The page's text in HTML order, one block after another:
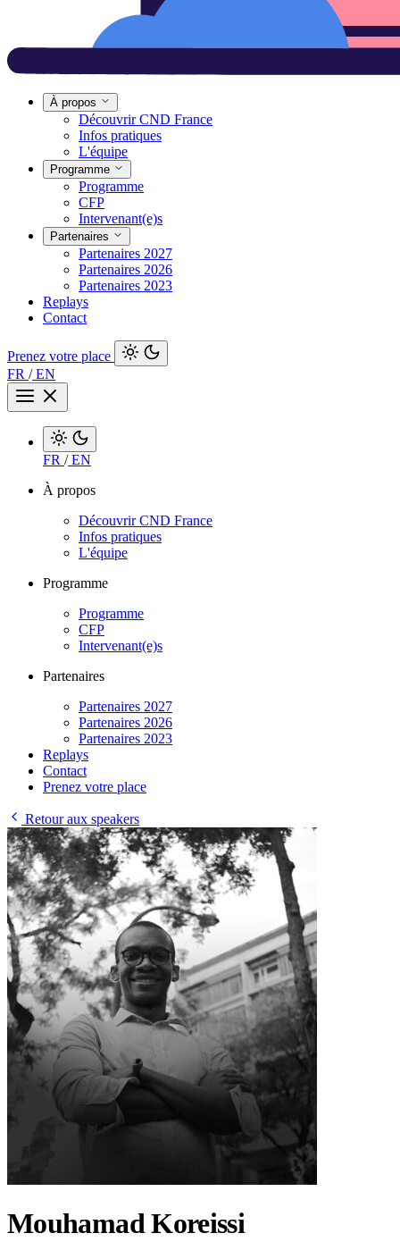
À propos
Découvrir CND France
Infos pratiques
L'équipe
Programme
Programme
CFP
Intervenant(e)s
Partenaires
Partenaires 2027
Partenaires 2026
Partenaires 2023
Replays
Contact
Prenez votre place
FR /EN
FR /EN
À propos
Découvrir CND France
Infos pratiques
L'équipe
Programme
Programme
CFP
Intervenant(e)s
Partenaires
Partenaires 2027
Partenaires 2026
Partenaires 2023
Replays
Contact
Prenez votre place
Retour aux speakers
Mouhamad Koreissi